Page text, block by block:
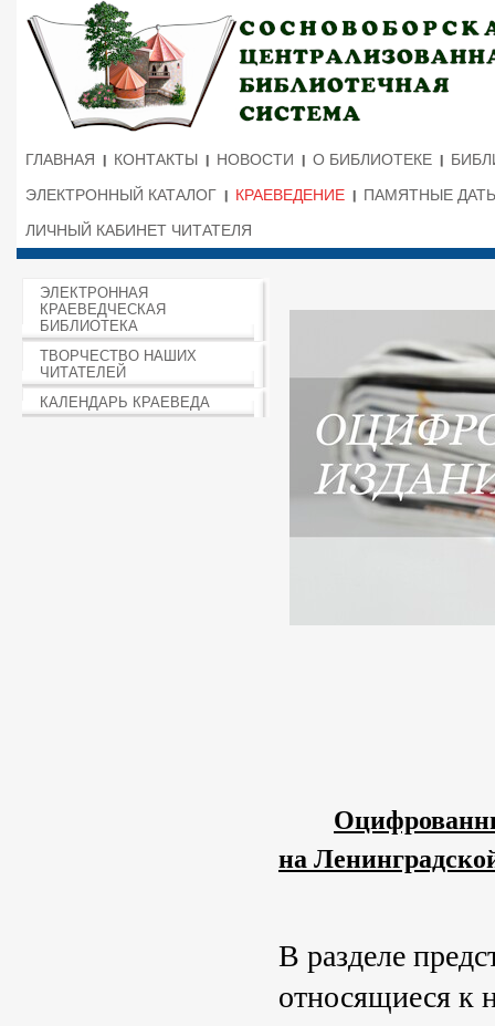
ГЛАВНАЯ КОНТАКТЫ НОВОСТИ О БИБЛИОТЕКЕ
ЭЛЕКТРОННЫЙ КАТАЛОГ
КРАЕВЕДЕНИЕ
ПАМЯТНЫЕ
ЛИЧНЫЙ КАБИНЕТ ЧИТАТЕЛЯ
ЭЛЕКТРОННАЯ
КРАЕВЕДЧЕСКАЯ
БИБЛИОТЕКА
ТВОРЧЕСТВО НАШИХ
ЧИТАТЕЛЕЙ
КАЛЕНДАРЬ КРАЕВЕДА
на
В разделе
относящиеся к